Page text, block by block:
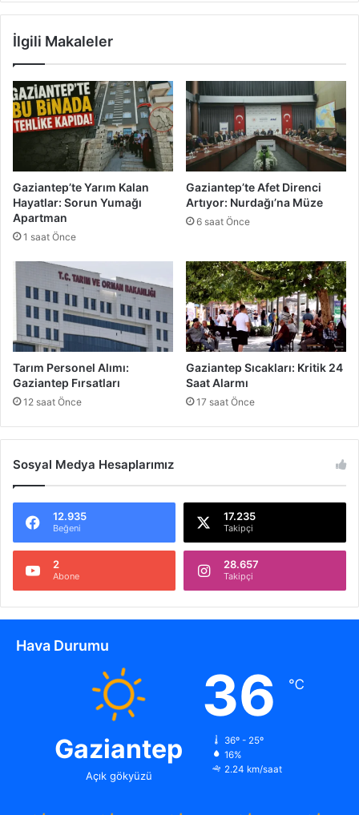
e
n
Z
n
d
r
f
K
a
:
M
r
a
a
r
ı
l
y
r
İlgili Makaleler
Gaziantep’te Yarım Kalan
Hayatlar: Sorun Yumağı
Apartman
1 saat Önce
Gaziantep’te Afet Direnci
Artıyor: Nurdağı’na Müze
6 saat Önce
Tarım Personel Alımı:
Gaziantep Fırsatları
12 saat Önce
Gaziantep Sıcakları: Kritik 24
Saat Alarmı
17 saat Önce
Sosyal Medya Hesaplarımız
12.935
Beğeni
17.235
Takipçi
2
Abone
28.657
Takipçi
Hava Durumu
Gaziantep
Açık gökyüzü
36 ℃
36º - 25º
16%
2.24 km/saat